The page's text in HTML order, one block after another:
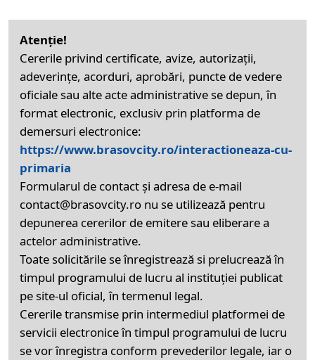
Atenție!
Cererile privind certificate, avize, autorizații,
adeverințe, acorduri, aprobări, puncte de vedere
oficiale sau alte acte administrative se depun, în
format electronic, exclusiv prin platforma de
demersuri electronice:
https://www.brasovcity.ro/interactioneaza-cu-
primaria
Formularul de contact și adresa de e-mail
contact@brasovcity.ro nu se utilizează pentru
depunerea cererilor de emitere sau eliberare a
actelor administrative.
Toate solicitările se înregistrează si prelucrează în
timpul programului de lucru al instituției publicat
pe site-ul oficial, în termenul legal.
Cererile transmise prin intermediul platformei de
servicii electronice în timpul programului de lucru
se vor înregistra conform prevederilor legale, iar o